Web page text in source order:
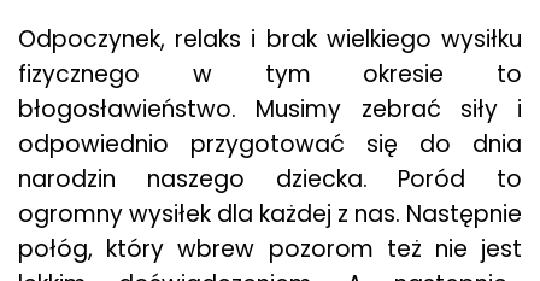
Odpoczynek, relaks i brak wielkiego wysiłku
fizycznego w tym okresie to
błogosławieństwo. Musimy zebrać siły i
odpowiednio przygotować się do dnia
narodzin naszego dziecka. Poród to
ogromny wysiłek dla każdej z nas. Następnie
połóg, który wbrew pozorom też nie jest